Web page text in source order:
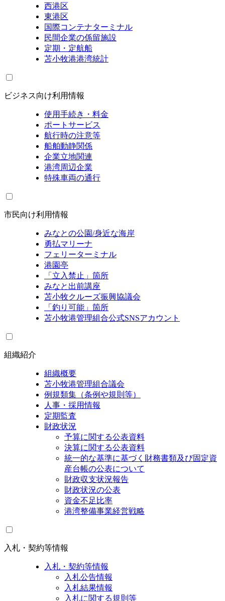
西港区
東港区
国際コンテナターミナル
民間企業の係留施設
定期・定航船
苫小牧港港湾統計
ビジネス向け利用情報
使用手続き・料金
ポートサービス
航行時の注意等
船舶動静関係
企業立地関連
港湾周辺企業
特殊車両の通行
市民向け利用情報
みなとの公園/身近な海岸
勇払マリーナ
フェリーターミナル
港園亭
「立入禁止」箇所
みなと出前講座
苫小牧クルーズ振興協議会
「釣り可能」箇所
苫小牧港管理組合公式SNSアカウント
組織紹介
組織概要
苫小牧港管理組合議会
例規類集（条例や規則等）
人事・採用情報
定期監査
財政状況
予算に関する公表資料
決算に関する公表資料
統一的な基準に基づく財務書類及び固定資
産台帳の公表について
財政収支状況報告
財政状況の公表
資金不足比率
港湾整備事業経営戦略
入札・契約等情報
入札・契約等情報
入札公告情報
入札結果情報
入札に関する規則等